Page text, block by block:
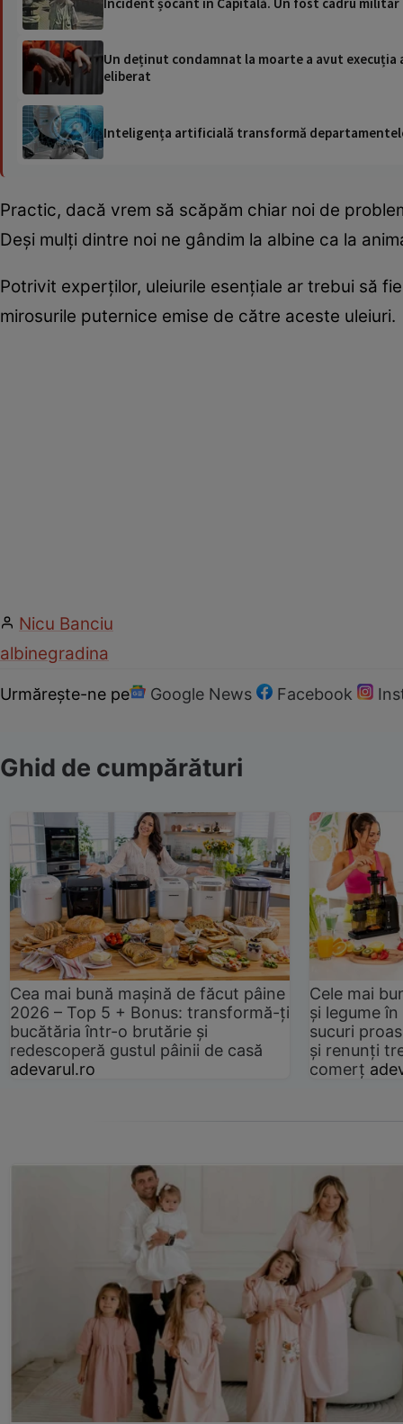
Un deținut condamnat la moarte a avut
eliberat
Inteligența artificială transformă
Practic, dacă vrem să scăpăm chiar noi de
Deși mulți dintre noi ne gândim la albine ca la
Potrivit experților, uleiurile esențiale ar trebui să
mirosurile puternice emise de către aceste uleiuri.
Nicu Banciu
albinegradina
Urmărește-ne pe Google News Facebook
Ghid de cumpărături
Cea mai bună mașină de făcut pâine
2026 – Top 5 + Bonus: transformă-ți
bucătăria într-o brutărie și
redescoperă gustul pâinii de casă
adevarul.ro
Cele mai
și legume
sucuri
și renunți
comerț